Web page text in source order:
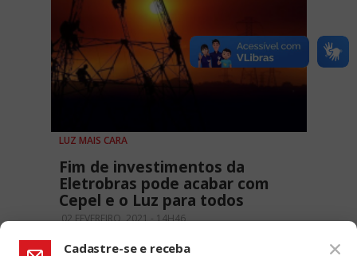
LUZ MAIS CARA
Fim de investimentos da
Eletrobras pode acabar com
Cepel e o Luz para todos
02 FEVEREIRO, 2021 - 14H46
Cadastre-se e receba